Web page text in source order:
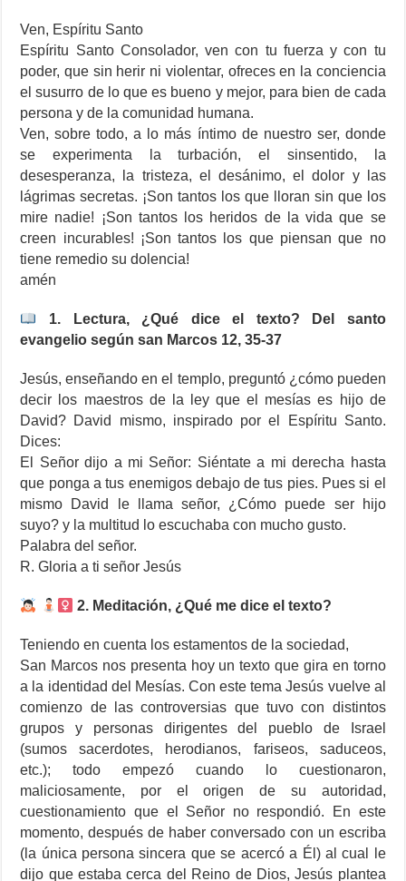
Ven, Espíritu Santo
Espíritu Santo Consolador, ven con tu fuerza y con tu
poder, que sin herir ni violentar, ofreces en la conciencia
el susurro de lo que es bueno y mejor, para bien de cada
persona y de la comunidad humana.
Ven, sobre todo, a lo más íntimo de nuestro ser, donde
se experimenta la turbación, el sinsentido, la
desesperanza, la tristeza, el desánimo, el dolor y las
lágrimas secretas. ¡Son tantos los que lloran sin que los
mire nadie! ¡Son tantos los heridos de la vida que se
creen incurables! ¡Son tantos los que piensan que no
tiene remedio su dolencia!
amén
1. Lectura, ¿Qué dice el texto? Del santo
evangelio según san Marcos 12, 35-37
Jesús, enseñando en el templo, preguntó ¿cómo pueden
decir los maestros de la ley que el mesías es hijo de
David? David mismo, inspirado por el Espíritu Santo.
Dices:
El Señor dijo a mi Señor: Siéntate a mi derecha hasta
que ponga a tus enemigos debajo de tus pies. Pues si el
mismo David le llama señor, ¿Cómo puede ser hijo
suyo? y la multitud lo escuchaba con mucho gusto.
Palabra del señor.
R. Gloria a ti señor Jesús
2. Meditación, ¿Qué me dice el texto?
Teniendo en cuenta los estamentos de la sociedad,
San Marcos nos presenta hoy un texto que gira en torno
a la identidad del Mesías. Con este tema Jesús vuelve al
comienzo de las controversias que tuvo con distintos
grupos y personas dirigentes del pueblo de Israel
(sumos sacerdotes, herodianos, fariseos, saduceos,
etc.); todo empezó cuando lo cuestionaron,
maliciosamente, por el origen de su autoridad,
cuestionamiento que el Señor no respondió. En este
momento, después de haber conversado con un escriba
(la única persona sincera que se acercó a Él) al cual le
dijo que estaba cerca del Reino de Dios, Jesús plantea